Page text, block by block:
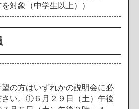
対象（中学生以上））
の方はいずれかの説明会に必
い。①６月２９日（土）午後